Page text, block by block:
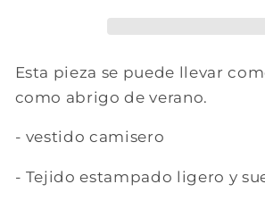
Esta pieza se puede llevar
como abrigo de verano.
- vestido camisero
- Tejido estampado ligero y